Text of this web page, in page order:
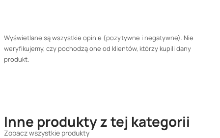
Wyświetlane są wszystkie opinie (pozytywne i negatywne). Nie
weryfikujemy, czy pochodzą one od klientów, którzy kupili dany
produkt.
Inne produkty z tej kategorii
Zobacz wszystkie produkty